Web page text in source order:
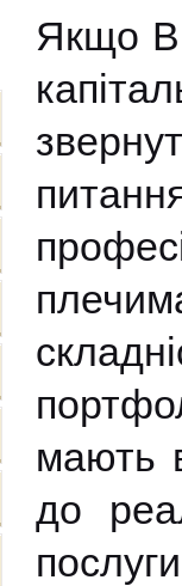
Якщо
мають
до